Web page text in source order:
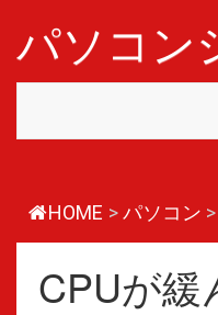
パソコン
HOME >パソコン >
CPUが緩